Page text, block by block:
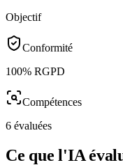
Objectif
Conformité
100% RGPD
Compétences
6 évaluées
Ce que l'IA